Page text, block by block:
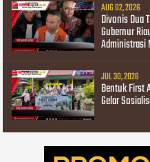
AUG 02, 2026
Divonis Dua
Gubernur
Administrasi
JUL 30, 2026
Bentuk First
Gelar